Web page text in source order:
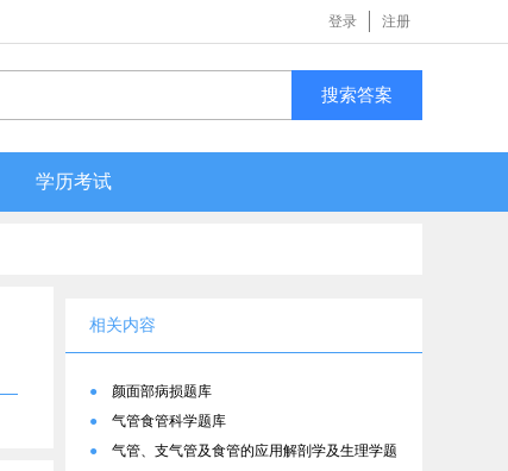
登录 注册
搜索答案
学历考试
相关内容
●
颜面部病损题库
●
气管食管科学题库
●
气管、支气管及食管的应用解剖学及生理学题